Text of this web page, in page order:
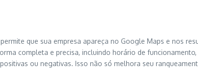
que sua empresa apareça no Google Maps e nos
completa e precisa, incluindo horário de
ou negativas. Isso não só melhora seu